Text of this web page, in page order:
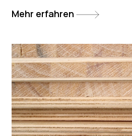
Mehr erfahren